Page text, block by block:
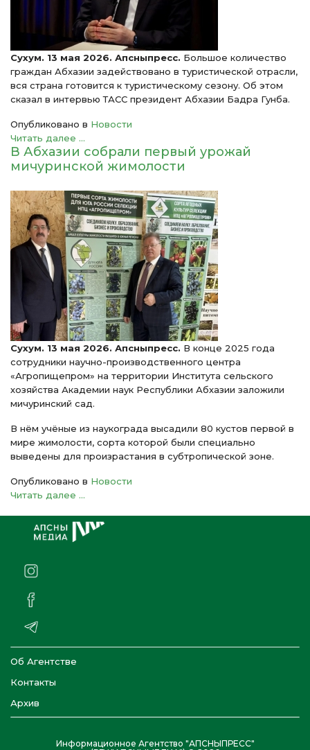
Сухум. 13 мая 2026. Апсныпресс. Большое количество
граждан Абхазии задействовано в туристической отрасли,
вся страна готовится к туристическому сезону. Об этом
сказал в интервью ТАСС президент Абхазии Бадра Гунба.
Опубликовано в Новости
Читать далее ...
В Абхазии собрали первый урожай
мичуринской жимолости
Сухум. 13 мая 2026. Апсныпресс. В конце 2025 года
сотрудники научно-производственного центра
«Агропищепром» на территории Института сельского
хозяйства Академии наук Республики Абхазии заложили
мичуринский сад.
В нём учёные из наукограда высадили 80 кустов первой в
мире жимолости, сорта которой были специально
выведены для произрастания в субтропической зоне.
Опубликовано в Новости
Читать далее ...
Об Агентстве
Контакты
Архив
Информационное Агентство "АПСНЫПРЕСС"